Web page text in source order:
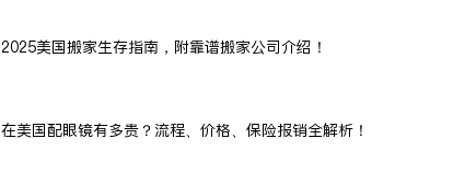
2025美国搬家生存指南，附靠谱搬家公司介绍！
在美国配眼镜有多贵？流程、价格、保险报销全解析！